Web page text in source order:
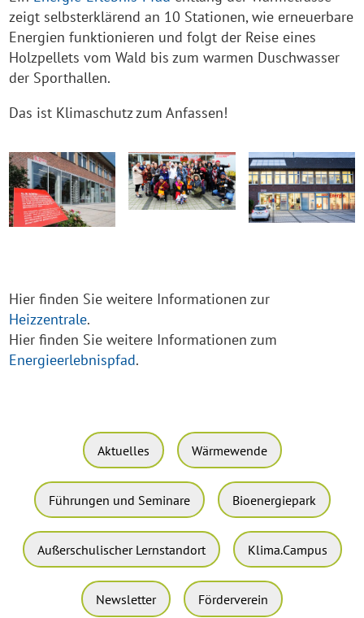
zeigt selbsterklärend an 10 Stationen, wie erneuerbare
Energien funktionieren und folgt der Reise eines
Holzpellets vom Wald bis zum warmen Duschwasser
der Sporthallen.
Das ist Klimaschutz zum Anfassen!
Hier finden Sie weitere Informationen zur
Heizzentrale.
Hier finden Sie weitere Informationen zum
Energieerlebnispfad.
Aktuelles Wärmewende
Führungen und Seminare Bioenergiepark
Außerschulischer Lernstandort Klima.Campus
Newsletter Förderverein